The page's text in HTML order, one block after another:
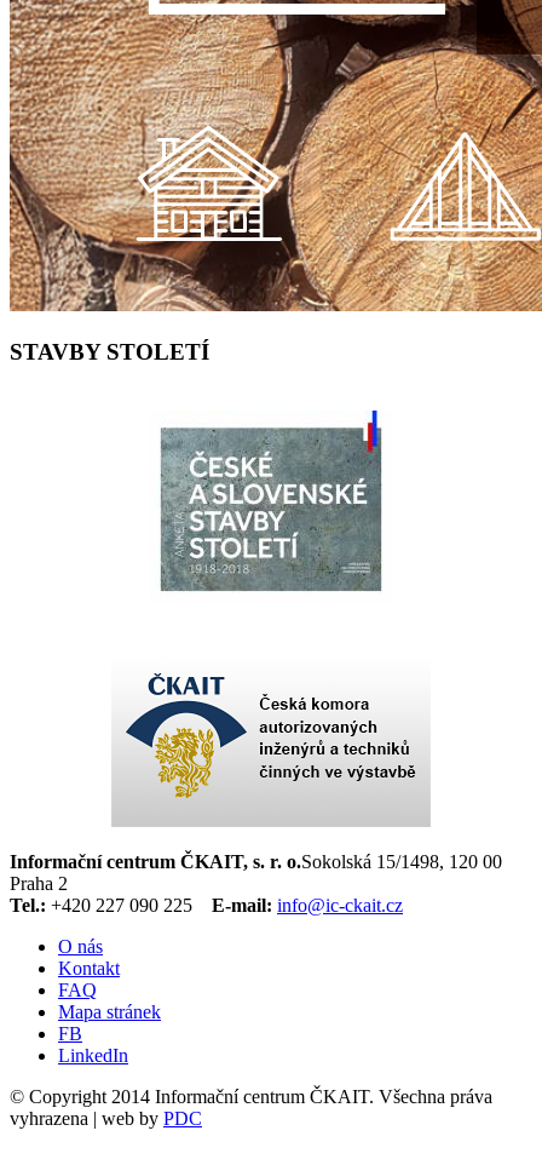
STAVBY STOLETÍ
Informační centrum ČKAIT, s. r. o.Sokolská 15/1498, 120 00
Praha 2
Tel.: +420 227 090 225 E-mail: info@ic-ckait.cz
O nás
Kontakt
FAQ
Mapa stránek
FB
LinkedIn
© Copyright 2014 Informační centrum ČKAIT. Všechna práva
vyhrazena | web by PDC